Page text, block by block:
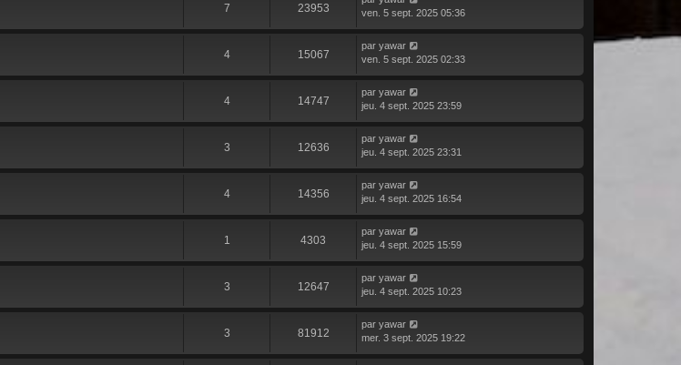
7 23953
ven. 5 sept. 2025 05:36
4 15067
par yawar
ven. 5 sept. 2025 02:33
4 14747
par yawar
jeu. 4 sept. 2025 23:59
3 12636
par yawar
jeu. 4 sept. 2025 23:31
4 14356
par yawar
jeu. 4 sept. 2025 16:54
1 4303
par yawar
jeu. 4 sept. 2025 15:59
3 12647
par yawar
jeu. 4 sept. 2025 10:23
3 81912
par yawar
mer. 3 sept. 2025 19:22